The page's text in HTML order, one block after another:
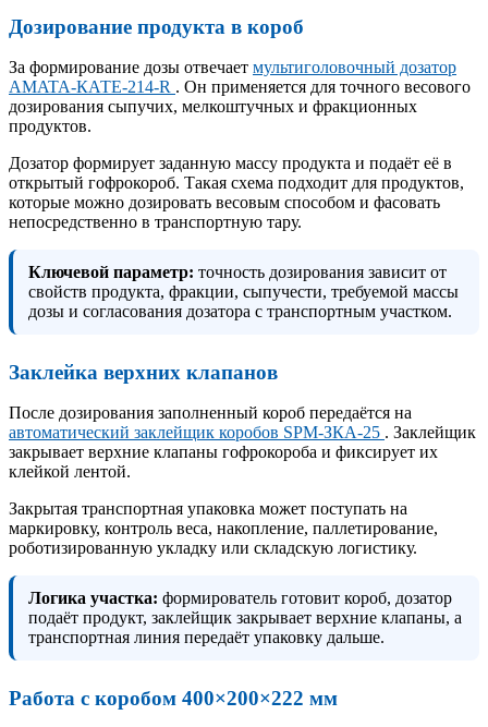
Дозирование продукта в короб
За формирование дозы отвечает мультиголовочный дозатор
AMATA-КАТЕ-214-R . Он применяется для точного весового
дозирования сыпучих, мелкоштучных и фракционных
продуктов.
Дозатор формирует заданную массу продукта и подаёт её в
открытый гофрокороб. Такая схема подходит для продуктов,
которые можно дозировать весовым способом и фасовать
непосредственно в транспортную тару.
Ключевой параметр: точность дозирования зависит от
свойств продукта, фракции, сыпучести, требуемой массы
дозы и согласования дозатора с транспортным участком.
Заклейка верхних клапанов
После дозирования заполненный короб передаётся на
автоматический заклейщик коробов SPM-ЗКА-25 . Заклейщик
закрывает верхние клапаны гофрокороба и фиксирует их
клейкой лентой.
Закрытая транспортная упаковка может поступать на
маркировку, контроль веса, накопление, паллетирование,
роботизированную укладку или складскую логистику.
Логика участка: формирователь готовит короб, дозатор
подаёт продукт, заклейщик закрывает верхние клапаны, а
транспортная линия передаёт упаковку дальше.
Работа с коробом 400×200×222 мм